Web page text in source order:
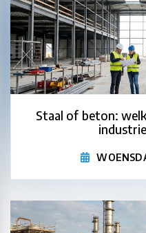
Staal of beton: